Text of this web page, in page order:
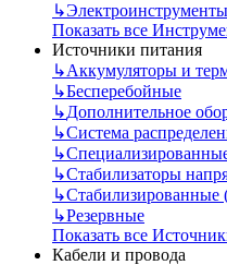
↳Электроинструменты
Показать все
Источники питания
↳Аккумуляторы и
↳Бесперебойные
↳Дополнительное
↳Система
↳
↳Стабилизаторы
↳Стабилизированные
↳Резервные
Показать все
Кабели и провода